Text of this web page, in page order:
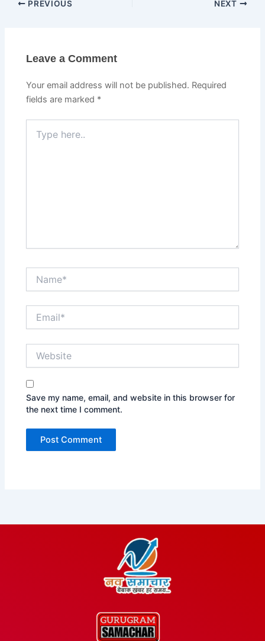
PREVIOUS NEXT
Leave a Comment
Your email address will not be published. Required
fields are marked *
here..
Save my name, email, and website in this browser for
the next time I comment.